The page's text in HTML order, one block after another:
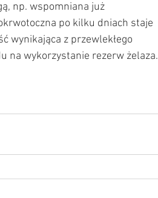
np. wspomniana już
po kilku dniach staje
wynikająca z przewlekłego
na wykorzystanie rezerw żelaza.